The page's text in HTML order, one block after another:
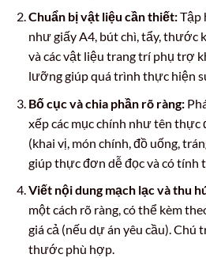
Chuẩn bị vật liệu cần thiết:Tập
như giấy A4, bút chì, tẩy, thước
và các vật liệu trang trí phụ trợ
lưỡng giúp quá trình thực hiện
Bố cục và chia phần rõ ràng:
xếp các mục chính như tên thực
(khai vị, món chính, đồ uống,
giúp thực đơn dễ đọc và có tính
Viết nội dung mạch lạc và thu
một cách rõ ràng, có thể kèm
giá cả (nếu dự án yêu cầu). Chú
thước phù hợp.